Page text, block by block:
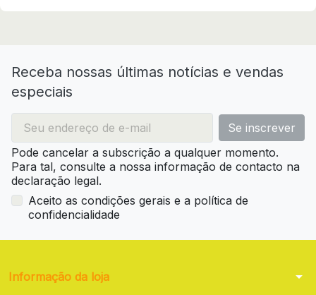
Receba nossas últimas notícias e vendas
especiais
Pode cancelar a subscrição a qualquer momento.
Para tal, consulte a nossa informação de contacto na
declaração legal.
Aceito as condições gerais e a política de
confidencialidade
Informação da loja arrow_drop_down